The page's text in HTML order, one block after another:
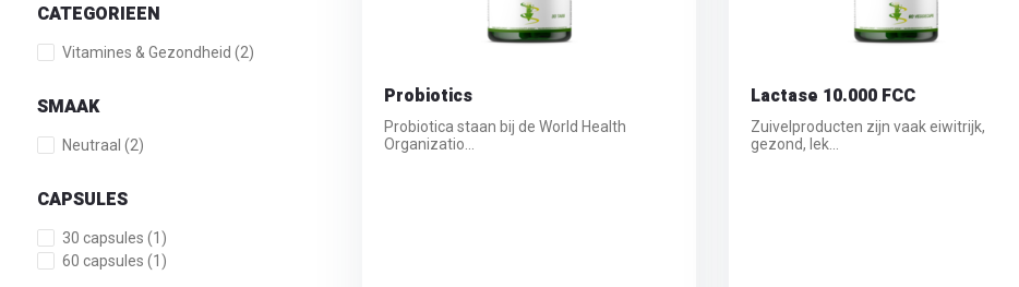
CATEGORIEEN
Vitamines & Gezondheid (2)
SMAAK
Neutraal (2)
CAPSULES
30 capsules (1)
60 capsules (1)
Probiotics
Probiotica staan bij de World Health
Organizatio...
Lactase 10.000 FCC
Zuivelproducten zijn vaak eiwitrijk,
gezond, lek...